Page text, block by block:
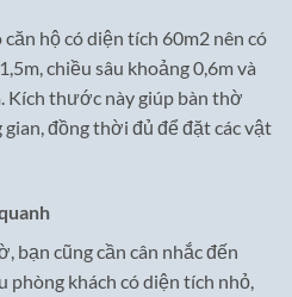
hộ có diện tích 60m2 nên có
chiều sâu khoảng 0,6m và
Kích thước này giúp bàn thờ
đồng thời đủ để đặt các vật
bạn cũng cần cân nhắc đến
phòng khách có diện tích nhỏ,